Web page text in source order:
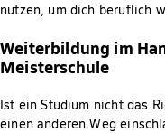
nutzen, um dich beruflich
Weiterbildung im
Meisterschule
Ist ein Studium nicht das
einen anderen Weg